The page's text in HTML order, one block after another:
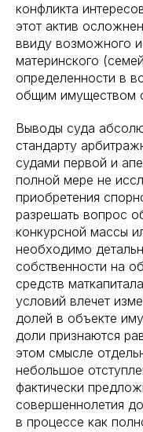
конфликта
этот актив
ввиду возможного
материнского
определенности в
общим имуществом
Выводы суда
стандарту
судами первой и
полной мере не
приобретения
разрешать вопрос
конкурсной массы
необходимо
собственности на
средств
условий влечет
долей в объекте
доли признаются
этом смысле
небольшое
фактически
совершеннолетия
в процессе как